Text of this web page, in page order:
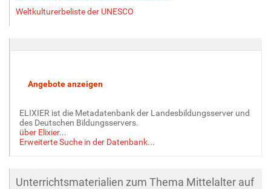
Weltkulturerbeliste der UNESCO
ELIXIER ist die Metadatenbank der Landesbildungsserver und
des Deutschen Bildungsservers.
über Elixier...
Erweiterte Suche in der Datenbank...
Unterrichtsmaterialien zum Thema Mittelalter auf